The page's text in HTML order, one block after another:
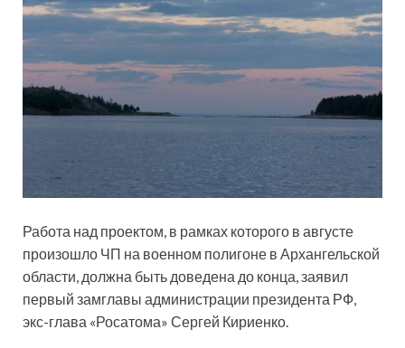
Работа над проектом, в рамках которого в августе
произошло ЧП на военном полигоне в Архангельской
области, должна быть доведена до конца, заявил
первый замглавы администрации президента РФ,
экс-глава «Росатома» Сергей Кириенко.